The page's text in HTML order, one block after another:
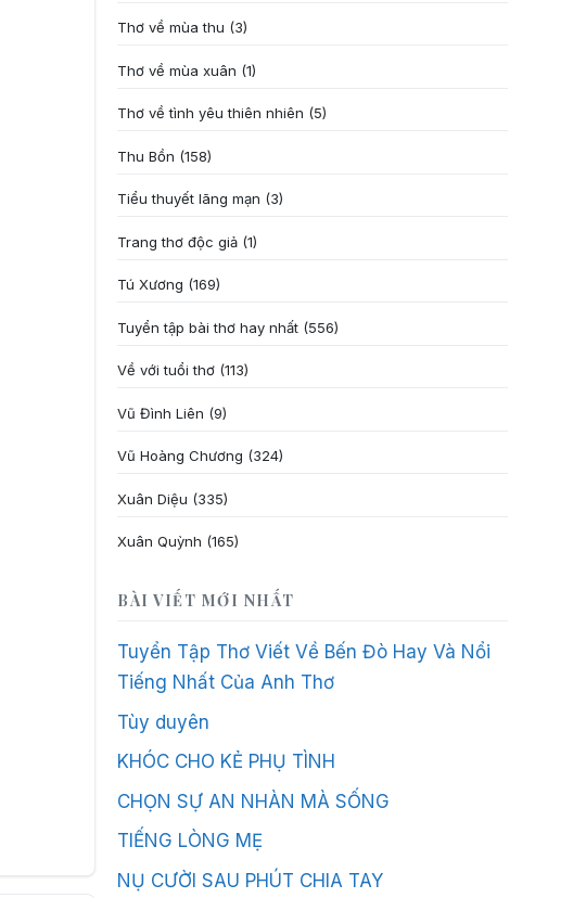
Thơ về mùa thu (3)
Thơ về mùa xuân (1)
Thơ về tình yêu thiên nhiên (5)
Thu Bồn (158)
Tiểu thuyết lãng mạn (3)
Trang thơ độc giả (1)
Tú Xương (169)
Tuyển tập bài thơ hay nhất (556)
Về với tuổi thơ (113)
Vũ Đình Liên (9)
Vũ Hoàng Chương (324)
Xuân Diệu (335)
Xuân Quỳnh (165)
BÀI VIẾT MỚI NHẤT
Tuyển Tập Thơ Viết Về Bến Đò Hay Và Nổi
Tiếng Nhất Của Anh Thơ
Tùy duyên
KHÓC CHO KẺ PHỤ TÌNH
CHỌN SỰ AN NHÀN MÀ SỐNG
TIẾNG LÒNG MẸ
NỤ CƯỜI SAU PHÚT CHIA TAY